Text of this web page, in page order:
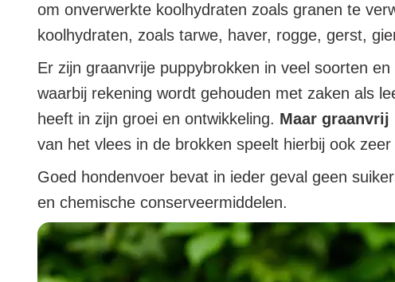
om onverwerkte koolhydraten zoals granen te
koolhydraten, zoals tarwe, haver, rogge, gerst,
Er zijn graanvrije puppybrokken in veel soorten
waarbij rekening wordt gehouden met zaken als
heeft in zijn groei en ontwikkeling. Maar
van het vlees in de brokken speelt hierbij ook
Goed hondenvoer bevat in ieder geval geen
en chemische conserveermiddelen.